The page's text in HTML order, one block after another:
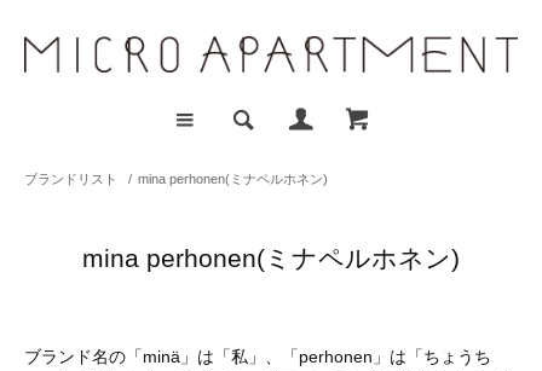
ブランドリスト / mina perhonen(ミナペルホネン)
mina perhonen(ミナペルホネン)
ブランド名の「minä」は「私」、「perhonen」は「ちょうち